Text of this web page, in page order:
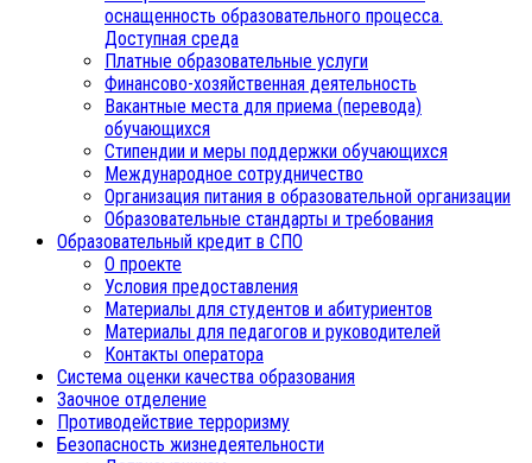
оснащенность образовательного процесса.
Доступная среда
Платные образовательные услуги
Финансово-хозяйственная деятельность
Вакантные места для приема (перевода)
обучающихся
Стипендии и меры поддержки обучающихся
Международное сотрудничество
Организация питания в образовательной организации
Образовательные стандарты и требования
Образовательный кредит в СПО
О проекте
Условия предоставления
Материалы для студентов и абитуриентов
Материалы для педагогов и руководителей
Контакты оператора
Система оценки качества образования
Заочное отделение
Противодействие терроризму
Безопасность жизнедеятельности